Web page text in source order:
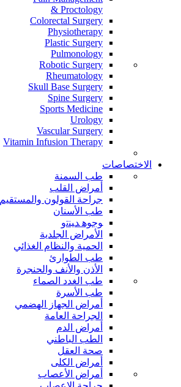
Proctology &
Colorectal Surgery
Physiotherapy
Plastic Surgery
Pulmonology
Robotic Surgery
Rheumatology
Skull Base Surgery
Spine Surgery
Sports Medicine
Urology
Vascular Surgery
Vitamin Infusion Therapy
الاختصاصات
طب السمنة
أمراض القلب
جراحة القولون والمستقيم
طب الأسنان
ﻮﺟﻮﻫ ﺪﻴﻨﺗﻭ
الأمراض الجلدية
الحمية والنظام الغذائي
طب الطوارئ
الأذن والأنف والحنجرة
طب الغدد الصماء
طب الأسرة
أمراض الجهاز الهضمي
الجراحة العامة
أمراض الدم
الطب الباطني
صحة العقل
أمراض الكلى
أمراض الأعصاب